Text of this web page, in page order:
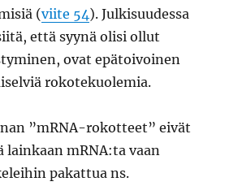
(viite 54). Julkisuudessa
että syynä olisi ollut
ovat epätoivoinen
rokotekuolemia.
”mRNA-rokotteet” eivät
lainkaan mRNA:ta vaan
pakattua ns.